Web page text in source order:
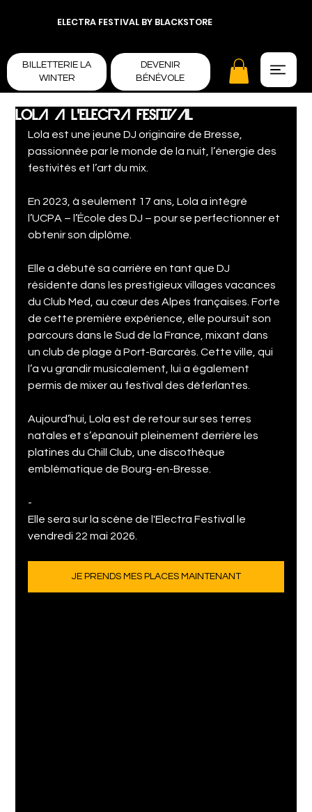
ELECTRA FESTIVAL BY BLACKSTORE
BILLETTERIE LA
WINTER
DEVENIR
BÉNÉVOLE
LOLA A L'ELECTRA FESTIVAL
Lola est une jeune DJ originaire de Bresse,
passionnée par le monde de la nuit, l’énergie des
festivités et l’art du mix.
En 2023, à seulement 17 ans, Lola a intégré
l’UCPA – l’École des DJ – pour se perfectionner et
obtenir son diplôme.
Elle a débuté sa carrière en tant que DJ
résidente dans les prestigieux villages vacances
du Club Med, au cœur des Alpes françaises. Forte
de cette première expérience, elle poursuit son
parcours dans le Sud de la France, mixant dans
un club de plage à Port-Barcarès. Cette ville, qui
l’a vu grandir musicalement, lui a également
permis de mixer au festival des déferlantes.
Aujourd’hui, Lola est de retour sur ses terres
natales et s’épanouit pleinement derrière les
platines du Chill Club, une discothèque
emblématique de Bourg-en-Bresse.
-
Elle sera sur la scène de l'Electra Festival le
vendredi 22 mai 2026.
JE PRENDS MES PLACES MAINTENANT